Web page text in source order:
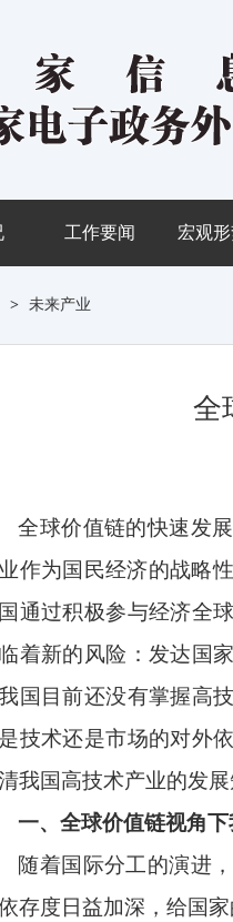
工作要闻 宏观
> 未来产业
全
全球价值链的快速发
作为国民经济的战略
通过积极参与经济全
着新的风险：发达国
国目前还没有掌握高
技术还是市场的对外
我国高技术产业的发
一、全球价值链视角
随着国际分工的演进
存度日益加深，给国